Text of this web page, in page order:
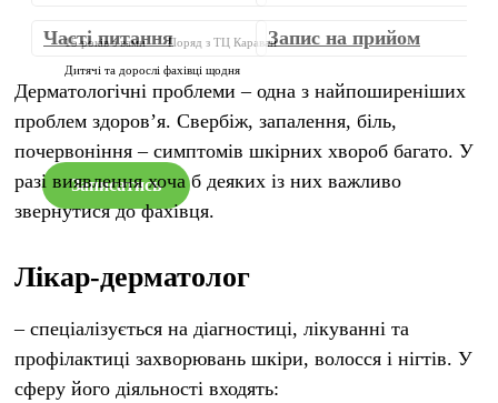
15 років з вами Поряд з ТЦ Караван
Дитячі та дорослі фахівці щодня
Записатись
Часті питання Запис на прийом
Дерматологічні проблеми – одна з найпоширеніших
проблем здоров’я. Свербіж, запалення, біль,
почервоніння – симптомів шкірних хвороб багато. У
разі виявлення хоча б деяких із них важливо
звернутися до фахівця.
Лікар-дерматолог
– спеціалізується на діагностиці, лікуванні та
профілактиці захворювань шкіри, волосся і нігтів. У
сферу його діяльності входять: